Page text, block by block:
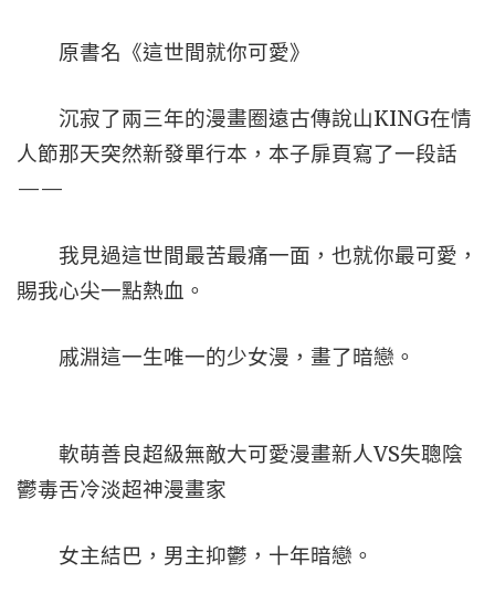
原書名《這世間就你可愛》
沉寂了兩三年的漫畫圈遠古傳說山KING在情
人節那天突然新發單行本，本子扉頁寫了一段話
——
我見過這世間最苦最痛一面，也就你最可愛，
賜我心尖一點熱血。
戚淵這一生唯一的少女漫，畫了暗戀。
軟萌善良超級無敵大可愛漫畫新人VS失聰陰
鬱毒舌冷淡超神漫畫家
女主結巴，男主抑鬱，十年暗戀。